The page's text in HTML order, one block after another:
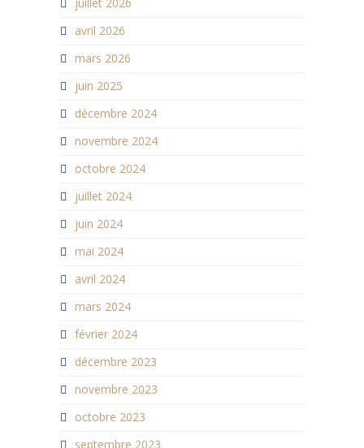
avril 2026
mars 2026
juin 2025
décembre 2024
novembre 2024
octobre 2024
juillet 2024
juin 2024
mai 2024
avril 2024
mars 2024
février 2024
décembre 2023
novembre 2023
octobre 2023
septembre 2023